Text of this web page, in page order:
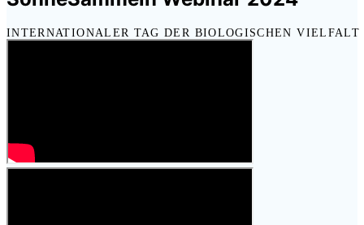
INTERNATIONALER TAG DER BIOLOGISCHEN VIELFALT